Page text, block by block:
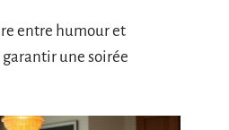
entre humour et
une soirée